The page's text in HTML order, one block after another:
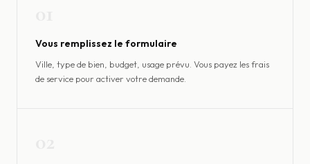
Vous remplissez le formulaire
Ville, type de bien, budget, usage prévu. Vous payez les frais
de service pour activer votre demande.